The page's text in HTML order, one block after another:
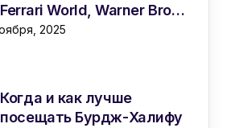
World, Warner Bros,
2025
Когда и как лучше
посещать Бурдж-Халифу